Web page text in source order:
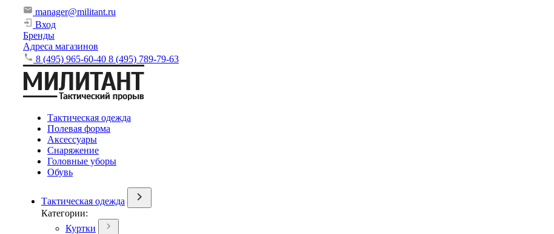
manager@militant.ru
Вход
Бренды
Адреса магазинов
8 (495) 965-60-40 8 (495) 789-79-63
Тактическая одежда
Полевая форма
Аксессуары
Снаряжение
Головные уборы
Обувь
Тактическая одежда
Категории:
Куртки